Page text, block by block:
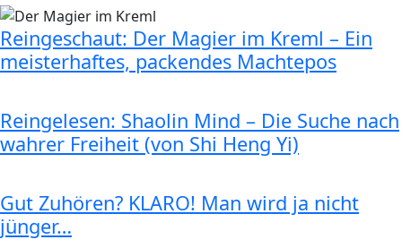
Reingeschaut: Der Magier im Kreml – Ein
meisterhaftes, packendes Machtepos
Reingelesen: Shaolin Mind – Die Suche nach
wahrer Freiheit (von Shi Heng Yi)
Gut Zuhören? KLARO! Man wird ja nicht
jünger…